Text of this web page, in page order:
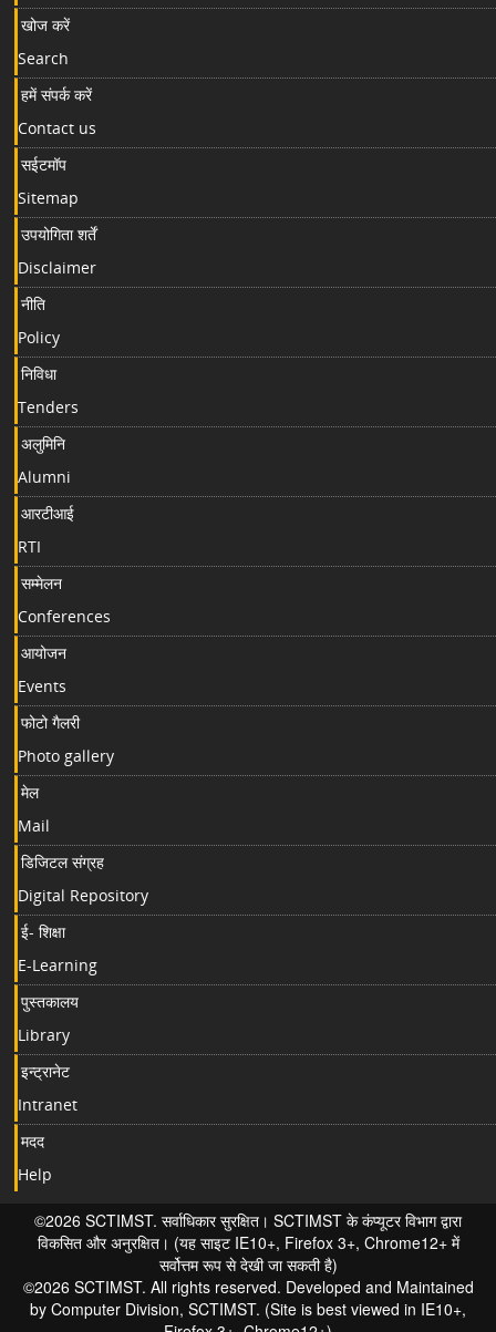
खोज करें
Search
हमें संपर्क करें
Contact us
सईटमॉप
Sitemap
उपयोगिता शर्तें
Disclaimer
नीति
Policy
निविधा
Tenders
अलुमिनि
Alumni
आरटीआई
RTI
सम्मेलन
Conferences
आयोजन
Events
फोटो गैलरी
Photo gallery
मेल
Mail
डिजिटल संग्रह
Digital Repository
ई- शिक्षा
E-Learning
पुस्तकालय
Library
इन्ट्रानेट
Intranet
मदद
Help
©2026 SCTIMST. सर्वाधिकार सुरक्षित। SCTIMST के कंप्यूटर विभाग द्वारा
विकसित और अनुरक्षित। (यह साइट IE10+, Firefox 3+, Chrome12+ में
सर्वोत्तम रूप से देखी जा सकती है)
©2026 SCTIMST. All rights reserved. Developed and Maintained
by Computer Division, SCTIMST. (Site is best viewed in IE10+,